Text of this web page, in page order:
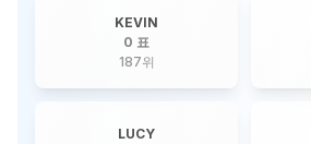
KEVIN
0 표
187위
LUCY